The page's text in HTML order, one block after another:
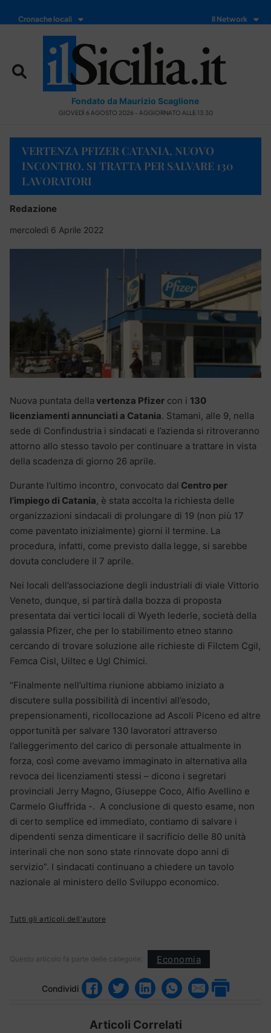
Cronache locali Il Network
Fondato da Maurizio Scaglione
GIOVEDÌ 6 AGOSTO 2026 - AGGIORNATO ALLE 13:30
VERTENZA PFIZER CATANIA, NUOVO
INCONTRO. SI TRATTA PER SALVARE 130
LAVORATORI
Redazione
mercoledì 6 Aprile 2022
Nuova puntata della vertenza Pfizer con i 130
licenziamenti annunciati a Catania. Stamani, alle 9, nella
sede di Confindustria i sindacati e l’azienda si ritroveranno
attorno allo stesso tavolo per continuare a trattare in vista
della scadenza di giorno 26 aprile.
Durante l’ultimo incontro, convocato dal Centro per
l’impiego di Catania, è stata accolta la richiesta delle
organizzazioni sindacali di prolungare di 19 (non più 17
come paventato inizialmente) giorni il termine. La
procedura, infatti, come previsto dalla legge, si sarebbe
dovuta concludere il 7 aprile.
Nei locali dell’associazione degli industriali di viale Vittorio
Veneto, dunque, si partirà dalla bozza di proposta
presentata dai vertici locali di Wyeth lederle, società della
galassia Pfizer, che per lo stabilimento etneo stanno
cercando di trovare soluzione alle richieste di Filctem Cgil,
Femca Cisl, Uiltec e Ugl Chimici.
“Finalmente nell’ultima riunione abbiamo iniziato a
discutere sulla possibilità di incentivi all’esodo,
prepensionamenti, ricollocazione ad Ascoli Piceno ed altre
opportunità per salvare 130 lavoratori attraverso
l’alleggerimento del carico di personale attualmente in
forza, così come avevamo immaginato in alternativa alla
revoca dei licenziamenti stessi – dicono i segretari
provinciali Jerry Magno, Giuseppe Coco, Alfio Avellino e
Carmelo Giuffrida -. A conclusione di questo esame, non
di certo semplice ed immediato, contiamo di salvare i
dipendenti senza dimenticare il sacrificio delle 80 unità
interinali che non sono state rinnovate dopo anni di
servizio”. I sindacati continuano a chiedere un tavolo
nazionale al ministero dello Sviluppo economico.
Tutti gli articoli dell'autore
Questo articolo fa parte delle categorie: Economia
Condividi
Articoli Correlati